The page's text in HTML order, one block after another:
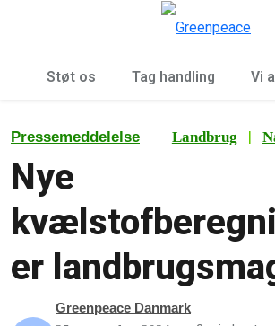
Støt os Tag handling Vi
Pressemeddelelse Landbrug |
Nye
er
Greenpeace Danmark